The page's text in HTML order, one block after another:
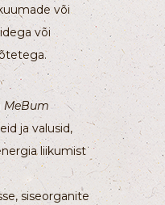
või
või
MeBum
ja valusid,
liikumist
siseorganite